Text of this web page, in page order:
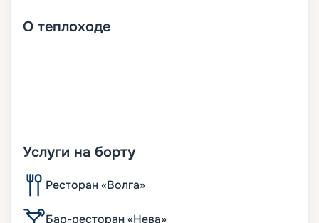
О теплоходе
Услуги на борту
Ресторан «Волга»
Бар-ресторан «Нева»